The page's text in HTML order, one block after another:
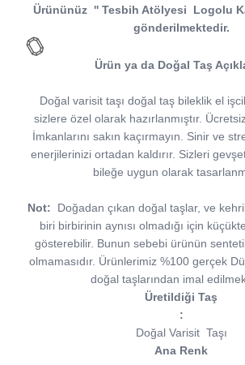
Ürününüz '' Tesbih Atölyesi Logolu
gönderilmektedir.
Ürün ya da Doğal Taş
Doğal varisit taşı doğal taş bileklik el
sizlere özel olarak hazırlanmıştır.
İmkanlarını sakın kaçırmayın. Sinir ve
enerjilerinizi ortadan kaldırır. Sizleri
bileğe uygun olarak
Not:
Doğadan çıkan doğal taşlar, ve
biri birbirinin aynısı olmadığı için
gösterebilir. Bunun sebebi ürünün
olmamasıdır. Ürünlerimiz %100 gerçek
doğal taşlarından imal
Üretildiği Taş
:
Doğal Varisit Taşı
Ana Renk